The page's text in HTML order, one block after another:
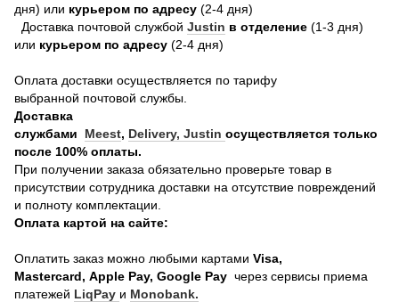
дня) или курьером по адресу (2-4 дня)
Доставка почтовой службой Justin в отделение (1-3 дня)
или курьером по адресу (2-4 дня)
Оплата доставки осуществляется по тарифу
выбранной почтовой службы.
Доставка
службами
Meest, Delivery, Justin осуществляется только
после 100% оплаты.
При получении заказа обязательно проверьте товар в
присутствии сотрудника доставки на отсутствие повреждений
и полноту комплектации.
Оплата картой на сайте:
Оплатить заказ можно любыми картами Visa,
Mastercard, Apple Pay, Google Pay через сервисы приема
платежей LiqPay и Monobank.